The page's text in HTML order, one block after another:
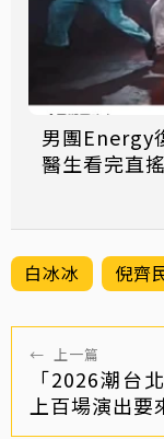
男團Energy
醫生看完直
白冰冰 倪齊
← 上一篇
「2026潮台
上百場演出要